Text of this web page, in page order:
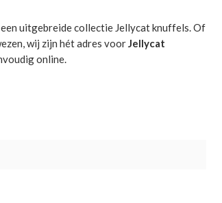
een uitgebreide collectie Jellycat knuffels.Of
wij zijn hét adres voorJellycat
online.